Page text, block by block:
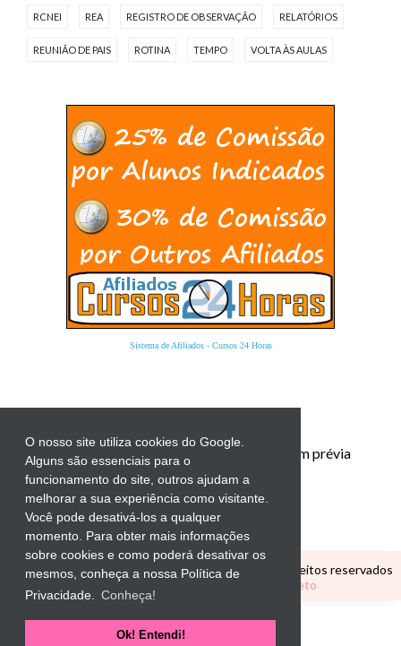
O nosso site utiliza cookies do Google.
Alguns são essenciais para o
funcionamento do site, outros ajudam a
melhorar a sua experiência como visitante.
Você pode desativá-los a qualquer
momento. Para obter mais informações
sobre cookies e como poderá desativar os
mesmos, conheça a nossa Política de
Privacidade.
Conheça!
Ok! Entendi!
RCNEI REA REGISTRO DE OBSERVAÇÃO RELATÓRIOS
REUNIÃO DE PAIS ROTINA TEMPO VOLTA ÀS AULAS
Sistema de Afiliados- Cursos 24 Horas
Proibida a reprodução total ou parcial sem prévia
autorização.
Copyright © CANTINHO EDUCATIVOTodos os direitos reservados
Tema Personalizado por
Elaine Gaspareto